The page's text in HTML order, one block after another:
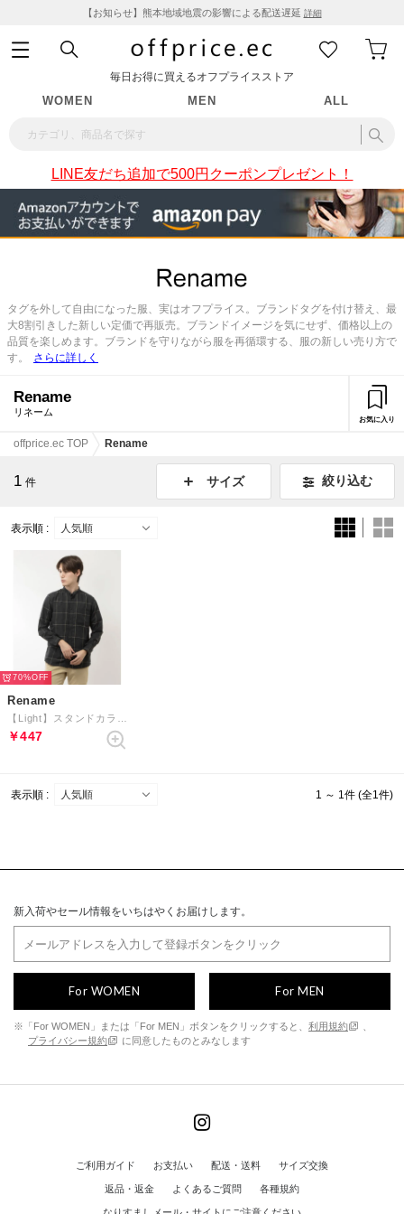
【お知らせ】熊本地域地震の影響による配送遅延 詳細
毎日お得に買えるオフプライスストア
WOMEN MEN ALL
LINE友だち追加で500円クーポンプレゼント！
タグを外して自由になった服、実はオフプライス。ブランドタグを付け替え、最
大8割引きした新しい定価で再販売。ブランドイメージを気にせず、価格以上の
品質を楽しめます。ブランドを守りながら服を再循環する、服の新しい売り方で
す。
さらに詳しく
Rename
リネーム
お気に入り
offprice.ec TOP Rename
1 件 サイズ 絞り込む
表示順 :
70%
Rename
￥447
表示順 : 1 ～ 1件 (全1件)
新入荷やセール情報をいちはやくお届けします。
For WOMEN For MEN
※「For WOMEN」または「For MEN」ボタンをクリックすると、 利用規約
プライバシー規約
に同意したものとみなします
ご利用ガイド お支払い 配送・送料 サイズ交換
返品・返金 よくあるご質問 各種規約